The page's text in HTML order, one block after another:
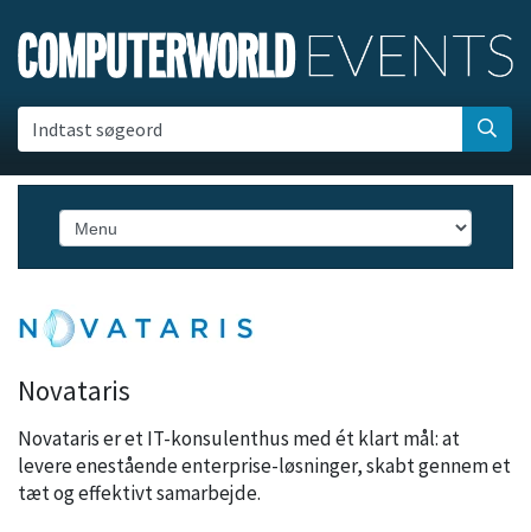
Indtast søgeord
Novataris
Novataris er et IT-konsulenthus med ét klart mål: at
levere enestående enterprise-løsninger, skabt gennem et
tæt og effektivt samarbejde.